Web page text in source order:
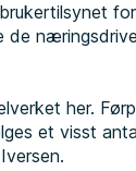
her.
et visst